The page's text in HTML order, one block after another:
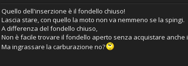
Quello dell'inserzione è il fondello chiuso!
Lascia stare, con quello la moto non va nemmeno se la spingi.
A differenza del fondello chiuso,
Non è facile trovare il fondello aperto senza acquistare anche
Ma ingrassare la carburazione no?